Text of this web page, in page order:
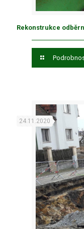
Rekonstrukce
24.11.2020